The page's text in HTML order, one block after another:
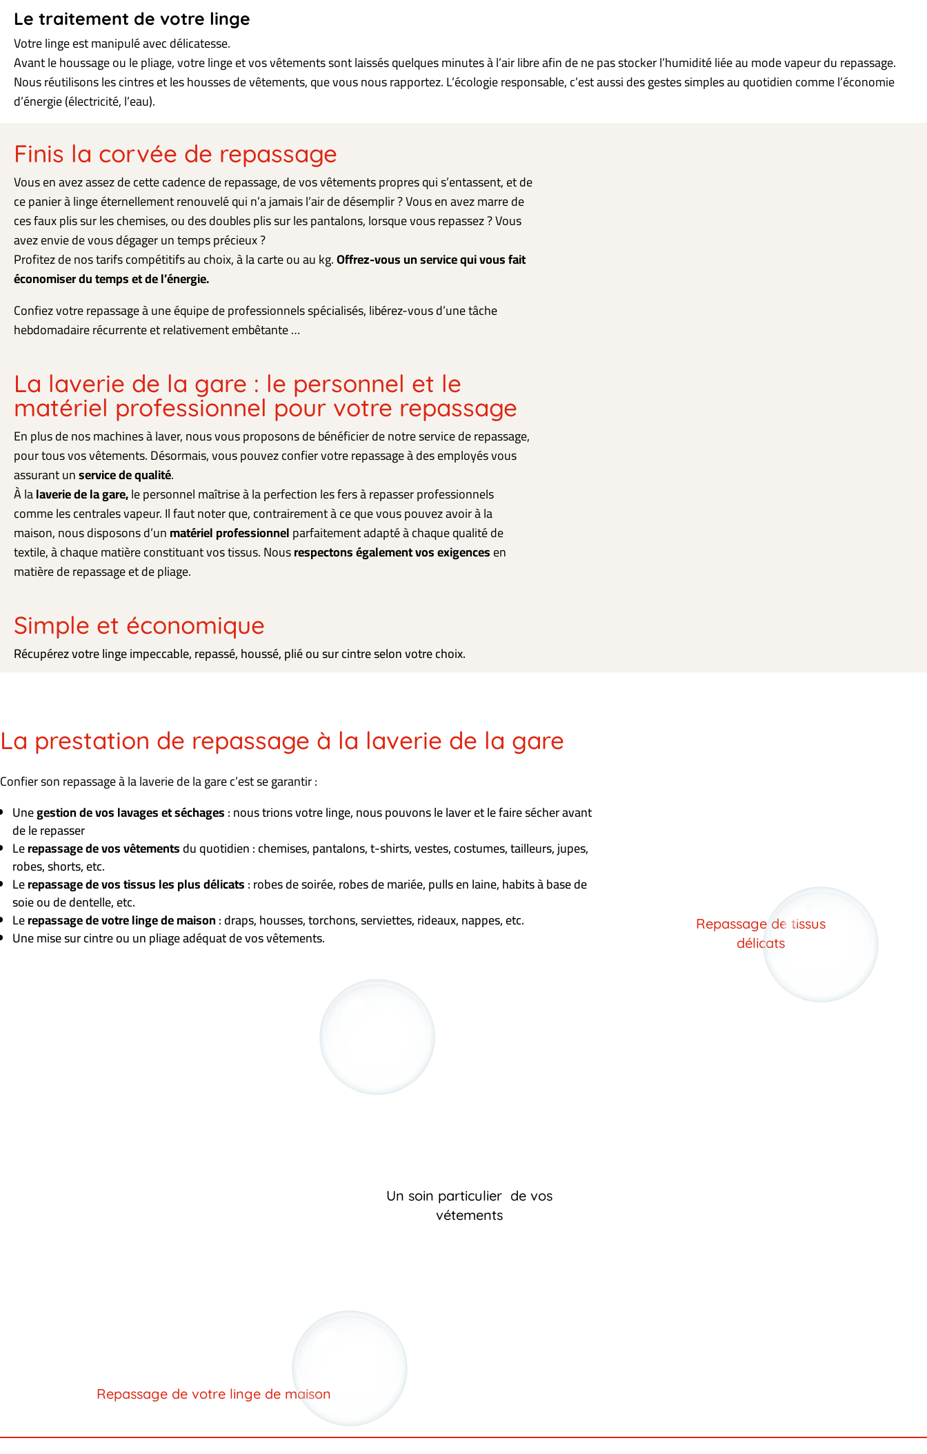
Le traitement de votre linge
Votre linge est manipulé avec délicatesse.
Avant le houssage ou le pliage, votre linge et vos vêtements sont laissés quelques minutes à l’air libre afin de ne pas stocker l’humidité liée au mode vapeur du repassage.
Nous réutilisons les cintres et les housses de vêtements, que vous nous rapportez.L’écologie responsable, c’est aussi des gestes simples au quotidien comme l’économie
d’énergie (électricité, l’eau).
Finis la corvée de repassage
Vous en avez assez de cette cadence de repassage, de vos vêtements propres qui s’entassent, et de
ce panier à linge éternellement renouvelé qui n’a jamais l’air de désemplir ? Vous en avez marre de
ces faux plis sur les chemises, ou des doubles plis sur les pantalons, lorsque vous repassez ? Vous
avez envie de vous dégager un temps précieux ?
Profitez de nos tarifs compétitifs au choix, à la carte ou au kg.Offrez-vous un service qui vous fait
économiser du temps et de l’énergie.
Confiez votre repassage à une équipe de professionnels spécialisés, libérez-vous d’une tâche
hebdomadaire récurrente et relativement embêtante …
La laverie de la gare : le personnel et le
matériel professionnel pour votre repassage
En plus de nos machines à laver, nous vous proposons de bénéficier de notre service de repassage,
pour tous vos vêtements. Désormais, vous pouvez confier votre repassage à des employés vous
assurant unservice de qualité.
À lalaverie de la gare,le personnel maîtrise à la perfection les fers à repasser professionnels
comme les centrales vapeur. Il faut noter que, contrairement à ce que vous pouvez avoir à la
maison, nous disposons d’unmatériel professionnelparfaitement adapté à chaque qualité de
textile, à chaque matière constituant vos tissus. Nousrespectons également vos exigencesen
matière de repassage et de pliage.
Simple et économique
Récupérez votre linge impeccable, repassé, houssé, plié ou sur cintre selon votre choix.
La prestation de repassage à la laverie de la gare
Confier son repassage à la laverie de la gare c’est se garantir :
Unegestion de vos lavages et séchages: nous trions votre linge, nous pouvons le laver et le faire sécher avant
de le repasser
Lerepassage de vos vêtementsdu quotidien : chemises, pantalons, t-shirts, vestes, costumes, tailleurs, jupes,
robes, shorts, etc.
Lerepassage de vos tissus les plus délicats: robes de soirée, robes de mariée, pulls en laine, habits à base de
soie ou de dentelle, etc.
Lerepassage de votre linge de maison: draps, housses, torchons, serviettes, rideaux, nappes, etc.
Une mise sur cintre ou un pliage adéquat de vos vêtements.
Repassage de tissus
délicats
Un soin particulier de vos
vétements
Repassage de votre linge de maison